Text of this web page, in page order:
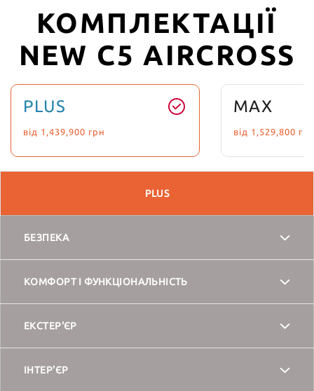
КОМПЛЕКТАЦІЇ
NEW C5 AIRCROSS
PLUS
від 1,439,900 грн
MAX
від 1,529,800
PLUS
БЕЗПЕКА
ABS - антиблокувальна система
EBA - електронний асистент
екстреного гальмування
КОМФОРТ І ФУНКЦІОНАЛЬНІСТЬ
Електропідсилювач керма
Електричні склопідйомники
ЕКСТЕР'ЄР
Фарба металік
ІНТЕР'ЄР